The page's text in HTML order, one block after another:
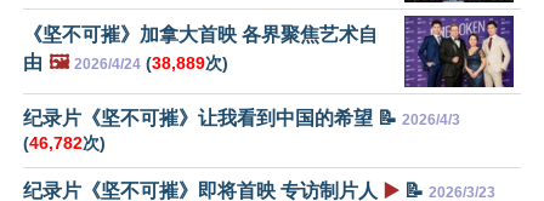
《坚不可摧》加拿大首映 各界聚焦艺术自
由 🖼️ 2026/4/24 (38,889次)
纪录片《坚不可摧》让我看到中国的希望 📝 2026/4/3
(46,782次)
纪录片《坚不可摧》即将首映 专访制片人 ▶️ 📝 2026/3/23